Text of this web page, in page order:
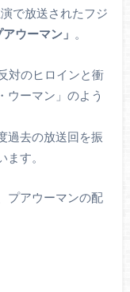
で放送されたフジ
ウーマン」 。
対のヒロインと衝
ウーマン」のよう
過去の放送回を振
す。
プアウーマンの配